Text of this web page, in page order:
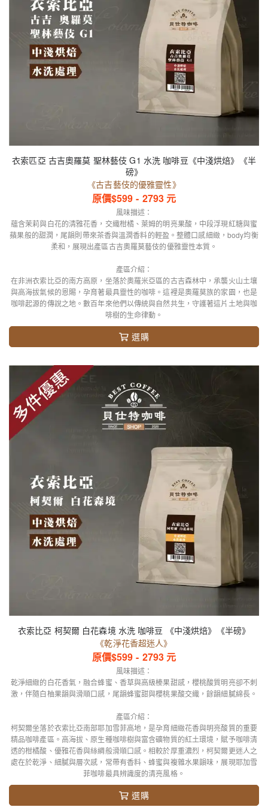
衣索匹亞 古吉奧羅莫 聖林藝伎 G1 水洗 咖啡豆《中淺烘焙》《半
磅》
《古吉藝伎的優雅靈性》
原價$599 - 2793 元
風味描述：
蘊含茉莉與白花的清雅花香，交織柑橘、萊姆的明亮果酸，中段浮現紅糖與蜜
蘋果般的甜潤，尾韻則帶來茶香與溫潤香料的輕盈。整體口感細緻，body均衡
柔和，展現出產區古吉奧羅莫藝伎的優雅靈性本質。
產區介紹：
在非洲衣索比亞的南方高原，坐落於奧羅米亞區的古吉森林中，承襲火山土壤
與高海拔氣候的恩賜，孕育著最具靈性的咖啡。這裡是奧羅莫族的家園，也是
咖啡起源的傳說之地。數百年來他們以傳統與自然共生，守護著這片土地與咖
啡樹的生命律動。
選購
衣索比亞 柯契爾 白花森境 水洗 咖啡豆 《中淺烘焙》《半磅》
《乾淨花香超迷人》
原價$599 - 2793 元
風味描述：
乾淨細緻的白花香氣，融合蜂蜜、香草與高級榛果甜感，櫻桃酸質明亮卻不刺
激，伴隨白柚果韻與滑順口感，尾韻蜂蜜甜與櫻桃果酸交織，餘韻細膩綿長。
產區介紹：
柯契爾坐落於衣索比亞南部耶加雪菲高地，是孕育細緻花香與明亮酸質的重要
精品咖啡產區。高海拔、原生種咖啡樹與富含礦物質的紅土環境，賦予咖啡清
透的柑橘酸、優雅花香與絲綢般滑順口感。相較於厚重濃烈，柯契爾更迷人之
處在於乾淨、細膩與層次感，常帶有香料、蜂蜜與複雜水果韻味，展現耶加雪
菲咖啡最具辨識度的清亮風格。
選購